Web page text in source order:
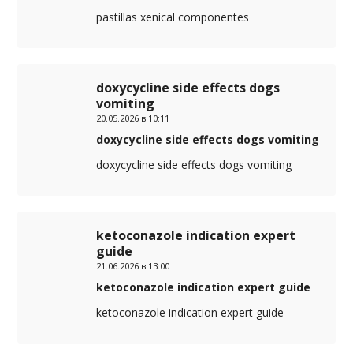
pastillas xenical componentes
doxycycline side effects dogs
vomiting
20.05.2026 в 10:11
doxycycline side effects dogs vomiting
doxycycline side effects dogs vomiting
ketoconazole indication expert
guide
21.06.2026 в 13:00
ketoconazole indication expert guide
ketoconazole indication expert guide